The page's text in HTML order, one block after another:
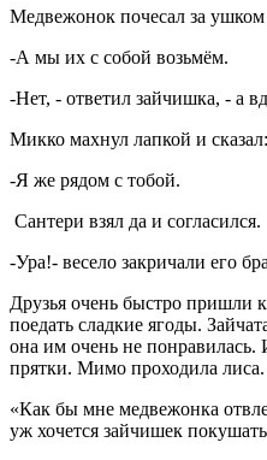
Медвежонок почесал за
-А мы их с собой возьмём.
-Нет, - ответил зайчишка, - а
Микко махнул лапкой и сказал:
-Я же рядом с тобой.
Сантери взял да и согласился.
-Ура!- весело закричали его
Друзья очень быстро пришли
поедать сладкие ягоды.
она им очень не понравилась.
прятки. Мимо проходила лиса.
«Как бы мне медвежонка
уж хочется зайчишек